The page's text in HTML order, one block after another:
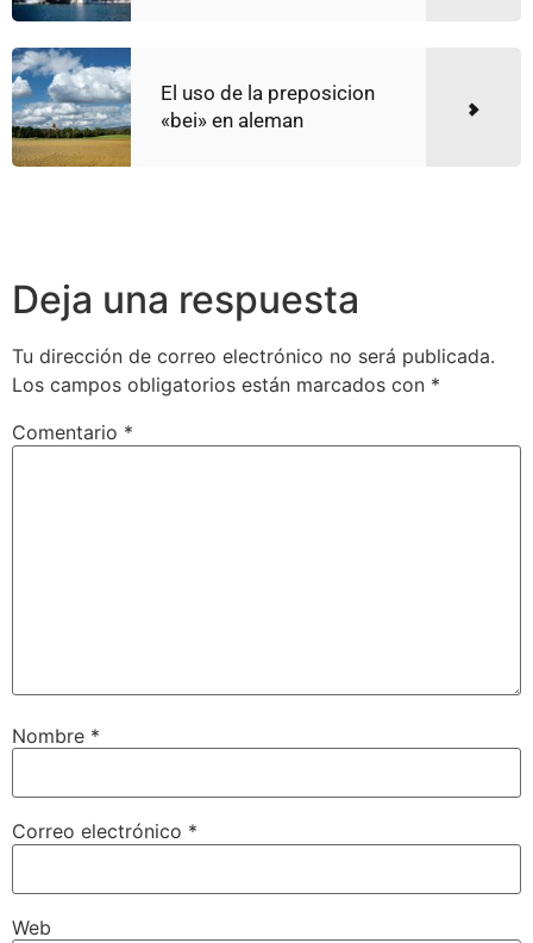
El uso de la preposicion
«bei» en aleman
Deja una respuesta
Tu dirección de correo electrónico no será publicada.
Los campos obligatorios están marcados con *
Comentario *
Nombre *
Correo electrónico *
Web